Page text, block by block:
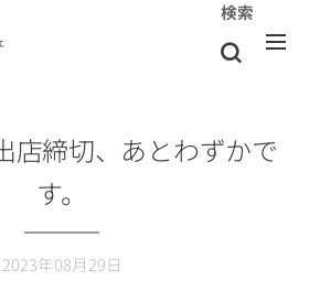
検索
店締切、あとわずかで
す。
2023年08月29日